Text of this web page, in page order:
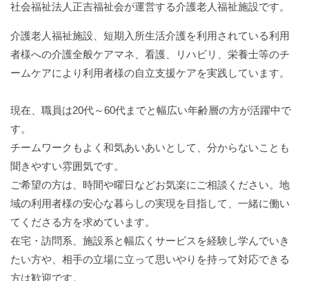
社会福祉法人正吉福祉会が運営する介護老人福祉施設です。
介護老人福祉施設、短期入所生活介護を利用されている利用
者様への介護全般ケアマネ、看護、リハビリ、栄養士等のチ
ームケアにより利用者様の自立支援ケアを実践しています。
現在、職員は20代～60代までと幅広い年齢層の方が活躍中で
す。
チームワークもよく和気あいあいとして、分からないことも
聞きやすい雰囲気です。
ご希望の方は、時間や曜日などお気楽にご相談ください。地
域の利用者様の安心な暮らしの実現を目指して、一緒に働い
てくださる方を求めています。
在宅・訪問系、施設系と幅広くサービスを経験し学んでいき
たい方や、相手の立場に立って思いやりを持って対応できる
方は歓迎です。